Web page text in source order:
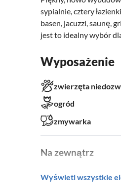
sypialnie, cztery
basen, jacuzzi, saunę,
jest to idealny wybór
Wyposażenie
zwierzęta
ogród
zmywarka
Na zewnątrz
ogród
Wyświetl wszystkie